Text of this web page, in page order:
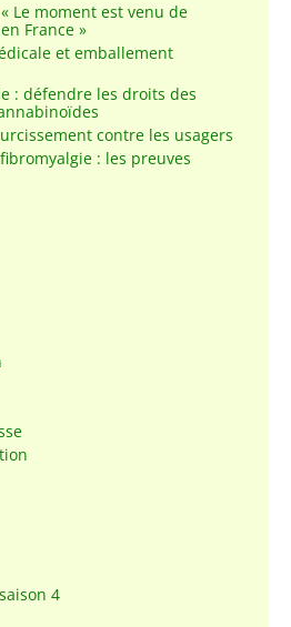
Le moment est venu de
France »
et emballement
: défendre les droits des
contre les usagers
: les preuves
4